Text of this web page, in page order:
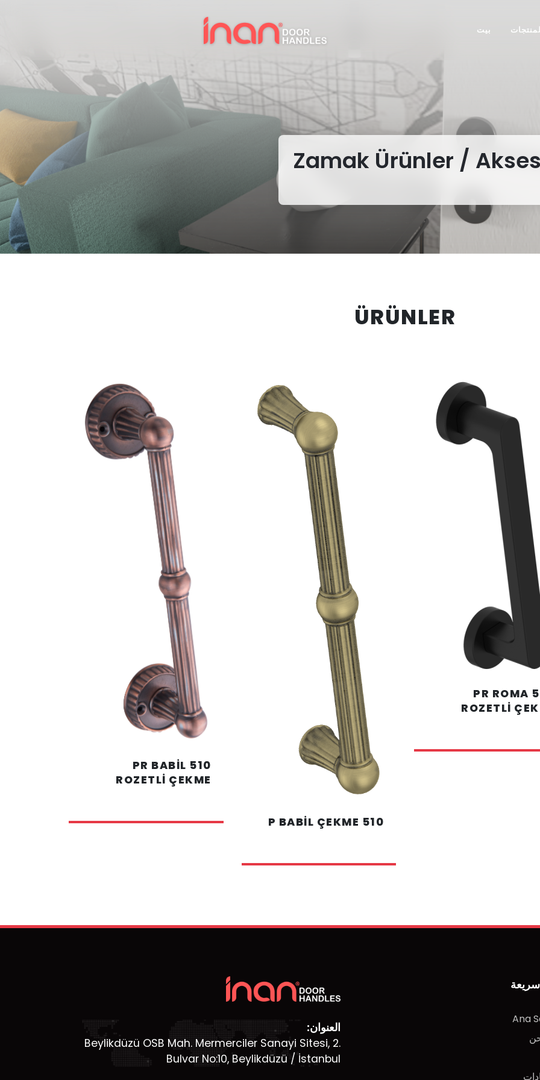
بيت
Zamak Ürünler /
ÜRÜNLER
504 PR ROMA
ROZETLİ
510 P BABİL ÇEKME
510 PR BABİL
ROZETLİ ÇEKME
العنوان:
Beylikdüzü OSB Mah. Mermerciler Sanayi Sitesi, 2.
Bulvar No:10, Beylikdüzü / İstanbul
Ana